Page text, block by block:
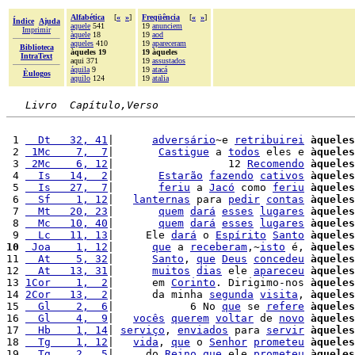
Índice
Ajuda
Imprimir
Biblioteca
IntraText
Èulogos
Alfabética [« »]
aquele 541
àquele 18
aqueles 410
àqueles 19
aqui 371
áquila 9
aquilo 124
Freqüência [« »]
19 anunciem
19 aod
19 apareceram
19 àqueles
19 assustados
19 atacá
19 atalia
Livro  Capítulo,Verso
1
  Dt   32, 41
adversário~e retribuirei àqueles
2
1Mc    7,  7 Castigue a todos eles e àqueles
3
2Mc    6, 12 |                  12 Recomendo àqueles
4
  Is   14,  2
Estarão fazendo cativos àqueles
5
  Is   27,  7
feriu a Jacó como feriu àqueles
6
  Sf    1, 12
lanternas para pedir contas àqueles
7
  Mt   20, 23
quem dará esses lugares àqueles
8
  Mc   10, 40
quem dará esses lugares àqueles
9
  Lc   11, 13
|     Ele dará o Espírito Santo àqueles
10
Joa    1, 12 que a receberam ,~isto é, àqueles
11
  At    5, 32
Santo , que Deus concedeu àqueles
12
  At   13, 31
muitos dias ele apareceu àqueles
13 1Cor    1,  2 |      em Corinto . Dirigimo-nos àqueles
14 2Cor   13,  2 |      da minha segunda visita , àqueles
15
  Gl    2,  6
|            6 No que se refere àqueles
16
  Gl    4,  9
vocês querem voltar de novo àqueles
17
  Hb    1, 14
serviço , enviados para servir àqueles
18
  Tg    1, 12
vida , que o Senhor prometeu àqueles